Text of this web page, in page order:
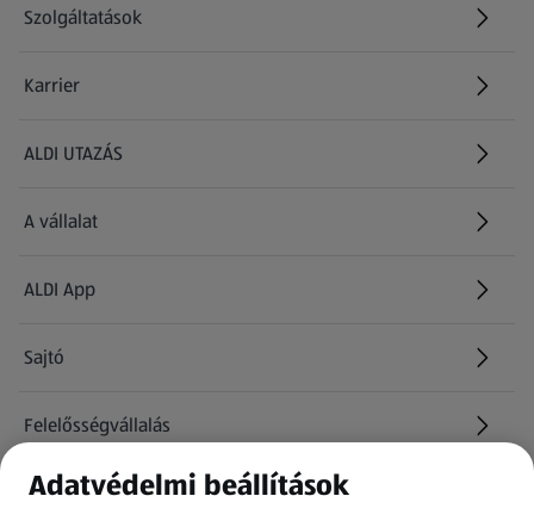
Szolgáltatások
Karrier
(új oldalon nyílik meg)
ALDI UTAZÁS
(új oldalon nyílik meg)
A vállalat
ALDI App
Sajtó
Felelősségvállalás
Információk
Adatvédelmi beállítások